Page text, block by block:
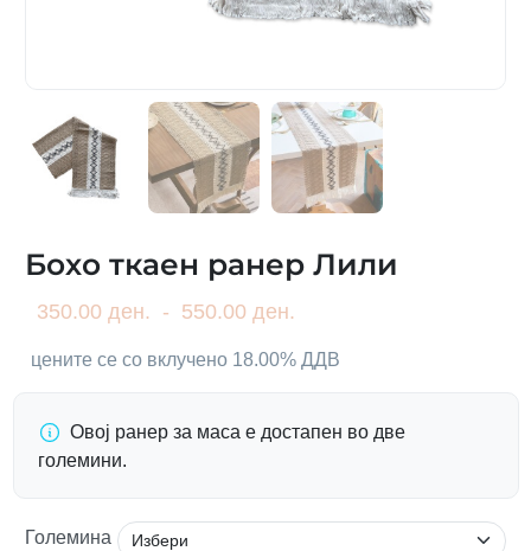
Бохо ткаен ранер Лили
350.00 ден. - 550.00 ден.
цените се со вклучено 18.00% ДДВ
Овој ранер за маса е достапен во две
големини.
Големина